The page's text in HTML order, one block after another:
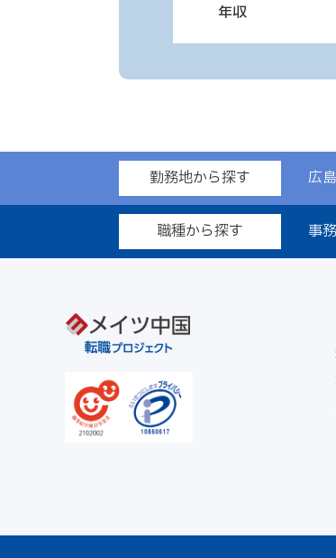
年収
勤務地から探す 広
職種から探す 事